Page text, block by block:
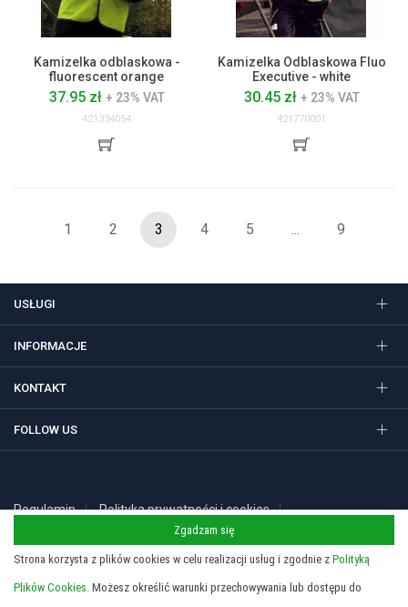
Kamizelka odblaskowa -
fluorescent orange
37.95 zł + 23% VAT
421334054
Kamizelka Odblaskowa Fluo
Executive - white
30.45 zł + 23% VAT
421770001
1 2 3 4 5 ... 9
USŁUGI
INFORMACJE
KONTAKT
FOLLOW US
Regulamin
Polityka prywatności i cookies
Copyright 2026 © STUDIO SIEDEM Grzegorz Żółtowski. Gadżety
reklamowe, długopisy i nadruki w Krakowie.
Zgadzam się
Strona korzysta z plików cookies w celu realizacji usług i zgodnie z Polityką
Plików Cookies. Możesz określić warunki przechowywania lub dostępu do